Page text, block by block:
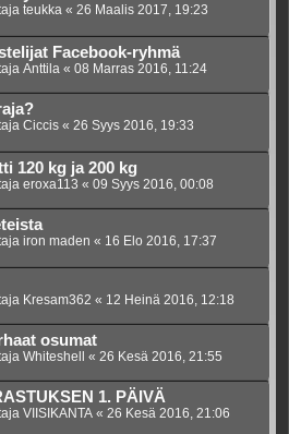
teukka « 26 Maalis 2017, 19:23
Facebook-ryhmä
Anttila « 08 Marras 2016, 11:24
Ciccis « 26 Syys 2016, 19:33
120 kg ja 200 kg
eroxa113 « 09 Syys 2016, 00:08
iron maden « 16 Elo 2016, 17:37
Kresam362 « 12 Heinä 2016, 12:18
osumat
Whiteshell « 26 Kesä 2016, 21:55
1. PÄIVÄ
VIISIKANTA « 26 Kesä 2016, 21:06